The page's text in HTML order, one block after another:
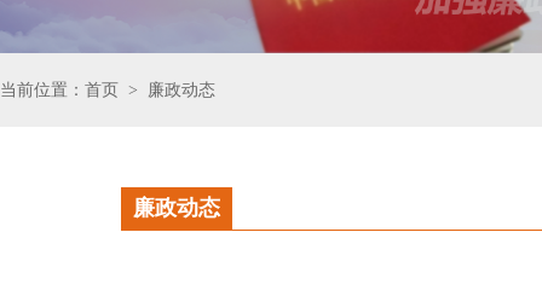
当前位置：首页 > 廉政动态
廉政动态